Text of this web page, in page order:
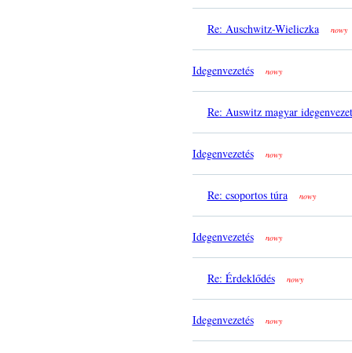
Re: Auschwitz-Wieliczka nowy
Idegenvezetés nowy
Re: Auswitz magyar
Idegenvezetés nowy
Re: csoportos túra nowy
Idegenvezetés nowy
Re: Érdeklődés nowy
Idegenvezetés nowy